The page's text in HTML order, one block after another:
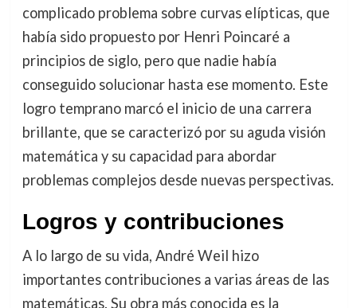
complicado problema sobre curvas elípticas, que
había sido propuesto por Henri Poincaré a
principios de siglo, pero que nadie había
conseguido solucionar hasta ese momento. Este
logro temprano marcó el inicio de una carrera
brillante, que se caracterizó por su aguda visión
matemática y su capacidad para abordar
problemas complejos desde nuevas perspectivas.
Logros y contribuciones
A lo largo de su vida, André Weil hizo
importantes contribuciones a varias áreas de las
matemáticas. Su obra más conocida es la